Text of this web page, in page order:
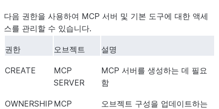
end
= int (y ) + 1 # range() is exclusive on the stop
# Use a list comprehension to generate the numbers
return
list(range , end ))
다음 권한을 사용하여 MCP 서버 및 기본 도구에 대한 액세
스를 관리할 수 있습니다.
권한 오브젝트 설명
CREATE
MCP
SERVER
MCP 서버를 생성하는 데 필요
함
OWNERSHIP MCP
오브젝트 구성을 업데이트하는